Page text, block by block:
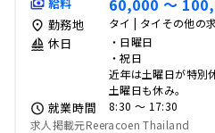
60,000 〜
勤務地 タイ | タイその他の求
休日
・日曜日
・祝日
近年は土曜日が特別
土曜日も休み。
就業時間
8:30 〜 17:30
求人掲載元Reeracoen Thailand